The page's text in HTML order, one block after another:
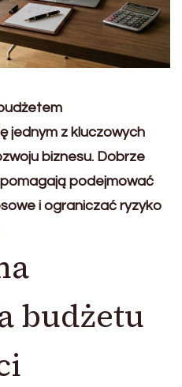
jednym z kluczowych
biznesu. Dobrze
podejmować
i ograniczać ryzyko
budżetu